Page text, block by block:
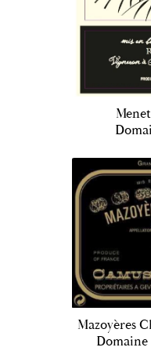
Mazoyères
Domaine